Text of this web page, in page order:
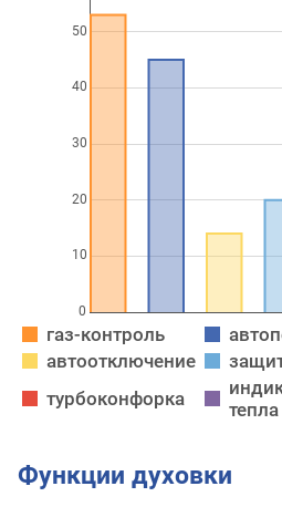
газ-контроль
автоотключение
турбоконфорка
тепла
Функции духовки